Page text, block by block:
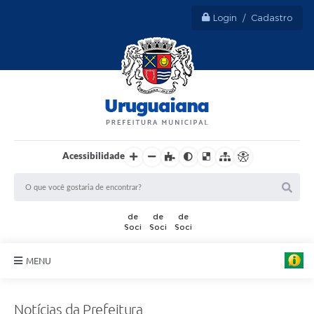
Login / Cadastro
Acessibilidade
MENU
Notícias da Prefeitura